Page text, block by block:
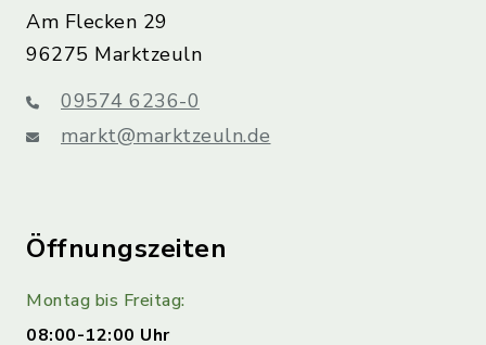
Am Flecken 29
96275 Marktzeuln
09574 6236-0
markt@marktzeuln.de
Öffnungszeiten
Montag bis Freitag:
08:00-12:00 Uhr